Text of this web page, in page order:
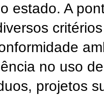
estado. A
no uso
projetos